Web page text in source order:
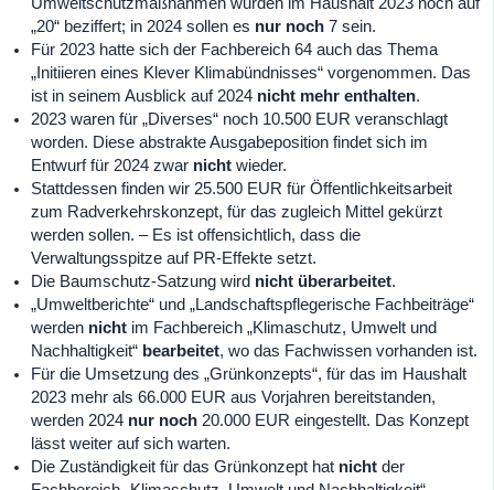
„20“ beziffert; in 2024 sollen es nur noch 7 sein.
Für 2023 hatte sich der Fachbereich 64 auch das Thema
„Initiieren eines Klever Klimabündnisses“ vorgenommen. Das
ist in seinem Ausblick auf 2024 nicht mehr enthalten.
2023 waren für „Diverses“ noch 10.500 EUR veranschlagt
worden. Diese abstrakte Ausgabeposition findet sich im
Entwurf für 2024 zwar nicht wieder.
Stattdessen finden wir 25.500 EUR für Öffentlichkeitsarbeit
zum Radverkehrskonzept, für das zugleich Mittel gekürzt
werden sollen. – Es ist offensichtlich, dass die
Verwaltungsspitze auf PR-Effekte setzt.
Die Baumschutz-Satzung wird nicht überarbeitet.
„Umweltberichte“ und „Landschaftspflegerische Fachbeiträge“
werden nicht im Fachbereich „Klimaschutz, Umwelt und
Nachhaltigkeit“ bearbeitet, wo das Fachwissen vorhanden ist.
Für die Umsetzung des „Grünkonzepts“, für das im Haushalt
2023 mehr als 66.000 EUR aus Vorjahren bereitstanden,
werden 2024 nur noch 20.000 EUR eingestellt. Das Konzept
lässt weiter auf sich warten.
Die Zuständigkeit für das Grünkonzept hat nicht der